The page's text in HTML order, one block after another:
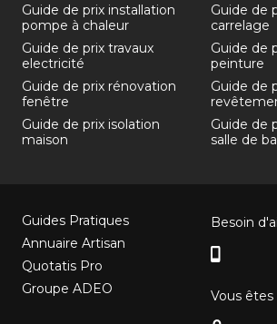
Guide de prix installation
pompe à chaleur
Guide de prix travaux
electricité
Guide de prix rénovation
fenêtre
Guide de prix isolation
maison
Guide de
carrelage
Guide de
peinture
Guide de
Guide de
salle de
Guides Pratiques
Annuaire Artisan
Quotatis Pro
Groupe ADEO
Besoin
Vous êtes